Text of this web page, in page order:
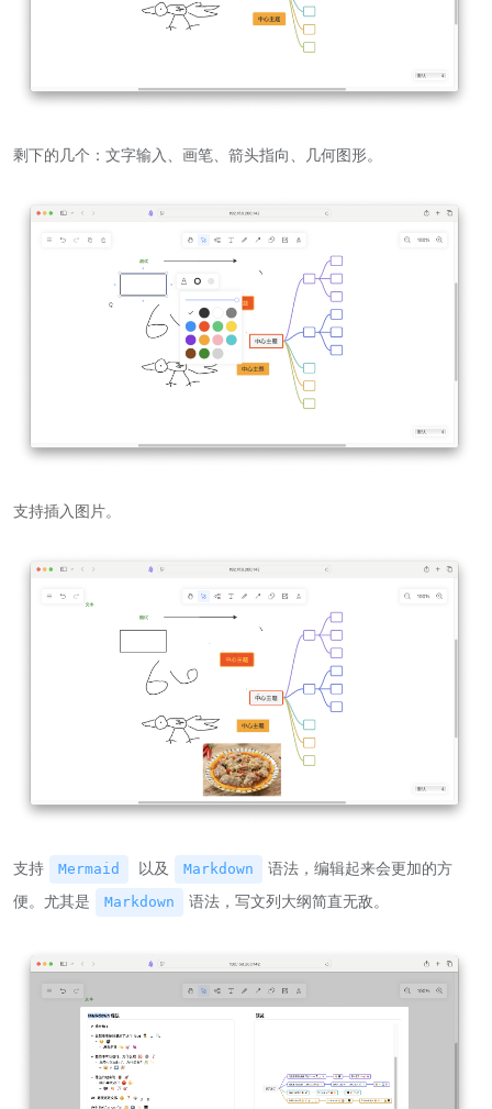
剩下的几个：文字输入、画笔、箭头指向、几何图形。
支持插入图片。
支持 Mermaid 以及 Markdown
语法，编辑起来会更加的方
便。尤其是
Markdown 语法，写文列大纲简直无敌。